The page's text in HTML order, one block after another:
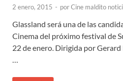
2 enero, 2015 - porCine maldito
Glassland será una de las
Cinema del próximo festival de
22 de enero. Dirigida por
…